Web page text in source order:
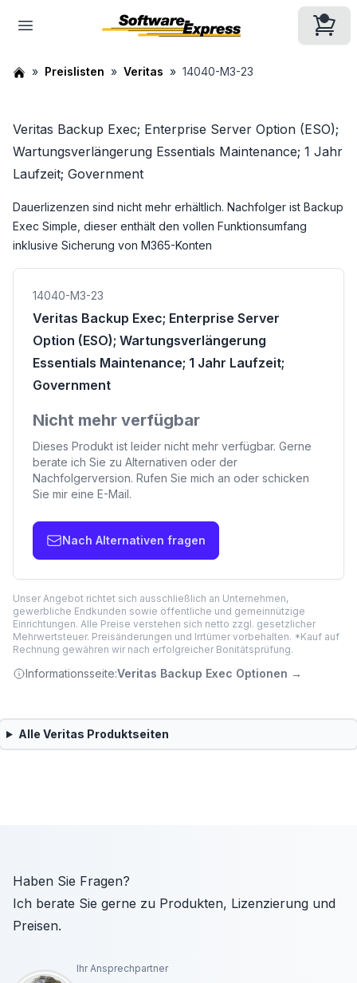
Preislisten Veritas 14040-M3-23
Veritas Backup Exec; Enterprise Server Option (ESO);
Wartungsverlängerung Essentials Maintenance; 1 Jahr
Laufzeit; Government
Dauerlizenzen sind nicht mehr erhältlich. Nachfolger ist Backup
Exec Simple , dieser enthält den vollen Funktionsumfang
inklusive Sicherung von M365-Konten
14040-M3-23
Veritas Backup Exec; Enterprise Server
Option (ESO); Wartungsverlängerung
Essentials Maintenance; 1 Jahr Laufzeit;
Government
Nicht mehr verfügbar
Dieses Produkt ist leider nicht mehr verfügbar. Gerne
berate ich Sie zu Alternativen oder der
Nachfolgerversion. Rufen Sie mich an oder schicken
Sie mir eine E-Mail.
Nach Alternativen fragen
Unser Angebot richtet sich ausschließlich an Unternehmen,
gewerbliche Endkunden sowie öffentliche und gemeinnützige
Einrichtungen. Alle Preise verstehen sich netto zzgl. gesetzlicher
Mehrwertsteuer. Preisänderungen und Irrtümer vorbehalten. *Kauf auf
Rechnung gewähren wir nach erfolgreicher Bonitätsprüfung.
Informationsseite:Veritas Backup Exec Optionen →
Alle Veritas Produktseiten
Haben Sie Fragen?
Ich berate Sie gerne zu Produkten, Lizenzierung und
Preisen.
Ihr Ansprechpartner